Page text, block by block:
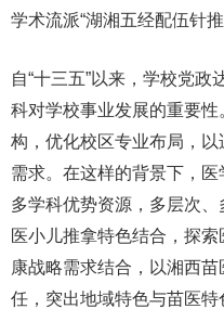
学术流派“湖湘五经配伍针推
自“十三五”以来，学校党
科对学校事业发展的重要
构，优化校区专业布局，
需求。在这样的背景下，医
多学科优势资源，多层次
医小儿推拿特色结合，探
康战略需求结合，以湘西
任，突出地域特色与苗医